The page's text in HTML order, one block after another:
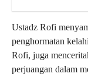
Ustadz Rofi
penghormatan
Rofi, juga
perjuangan dalam